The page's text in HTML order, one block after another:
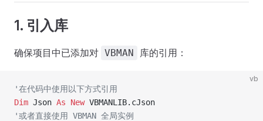
1. 引入库
确保项目中已添加对 VBMAN 库的引用：
vb
'在代码中使用以下方式引用
Dim Json As New VBMANLIB.cJson
'或者直接使用 VBMAN 全局实例